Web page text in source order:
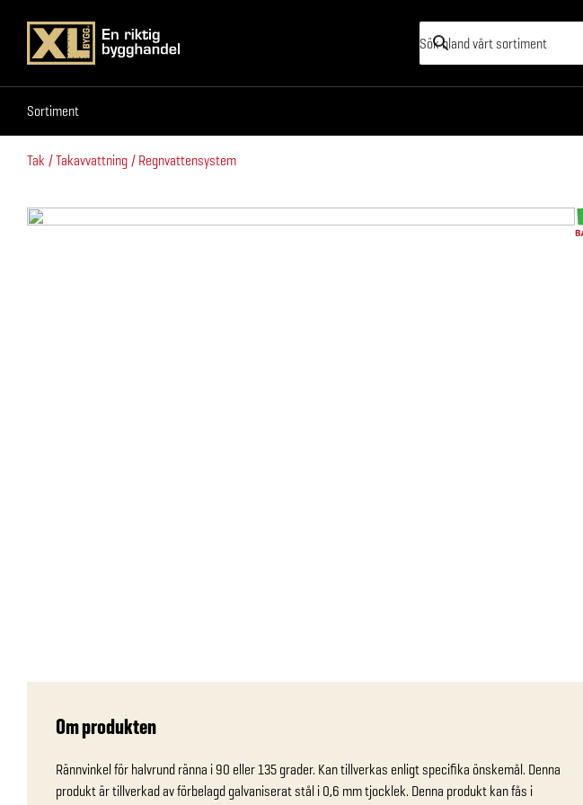
Sortiment
Sortiment
Tak Takavvattning Regnvattensystem
Om produkten
Rännvinkel för halvrund ränna i 90 eller 135 grader. Kan tillverkas enligt specifika önskemål. Denna
produkt är tillverkad av förbelagd galvaniserat stål i 0,6 mm tjocklek. Denna produkt kan fås i